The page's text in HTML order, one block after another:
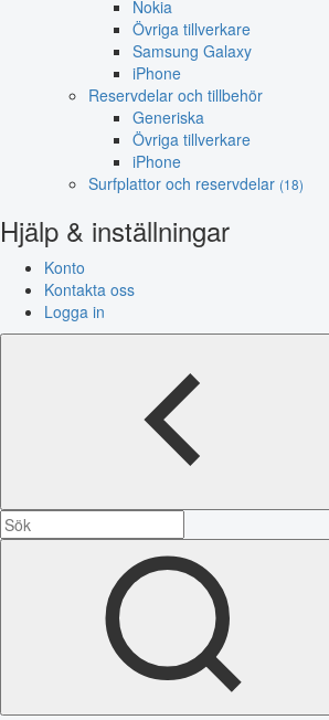
Nokia
Övriga tillverkare
Samsung Galaxy
iPhone
Reservdelar och tillbehör
Generiska
Övriga tillverkare
iPhone
Surfplattor och reservdelar (18)
Hjälp & inställningar
Konto
Kontakta oss
Logga in